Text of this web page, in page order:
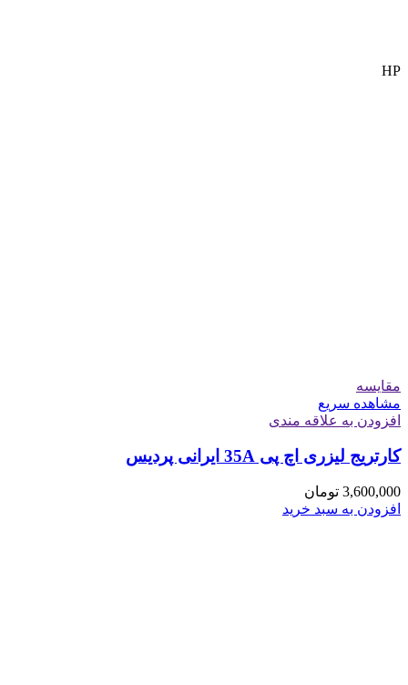
HP
مقایسه
مشاهده سریع
افزودن به علاقه مندی
کارتریج لیزری اچ پی 35A ایرانی پردیس
3,600,000 تومان
افزودن به سبد خرید